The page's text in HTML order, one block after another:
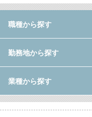
職種から探す
勤務地から探す
業種から探す